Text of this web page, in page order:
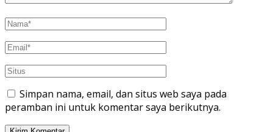
Simpan nama, email, dan situs web saya pada
peramban ini untuk komentar saya berikutnya.